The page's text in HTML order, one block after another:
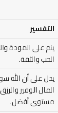
التفسير
ينم على المودة
الحب والثقة.
يدل على أن الله
المال الوفير
مستوى أفضل.